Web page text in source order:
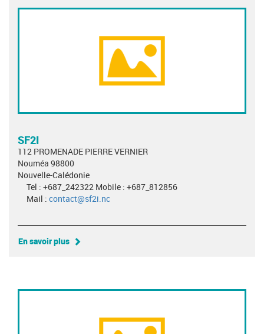
SF2I
112 PROMENADE PIERRE VERNIER
Nouméa 98800
Nouvelle-Calédonie
Tel : +687_242322 Mobile : +687_812856
Mail : contact@sf2i.nc
En savoir plus